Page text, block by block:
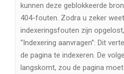
kunnen deze geblokkeerde
404-fouten. Zodra u zeker
indexeringsfouten zijn
“Indexering aanvragen”: Dit
de pagina te indexeren. De
langskomt, zou de pagina